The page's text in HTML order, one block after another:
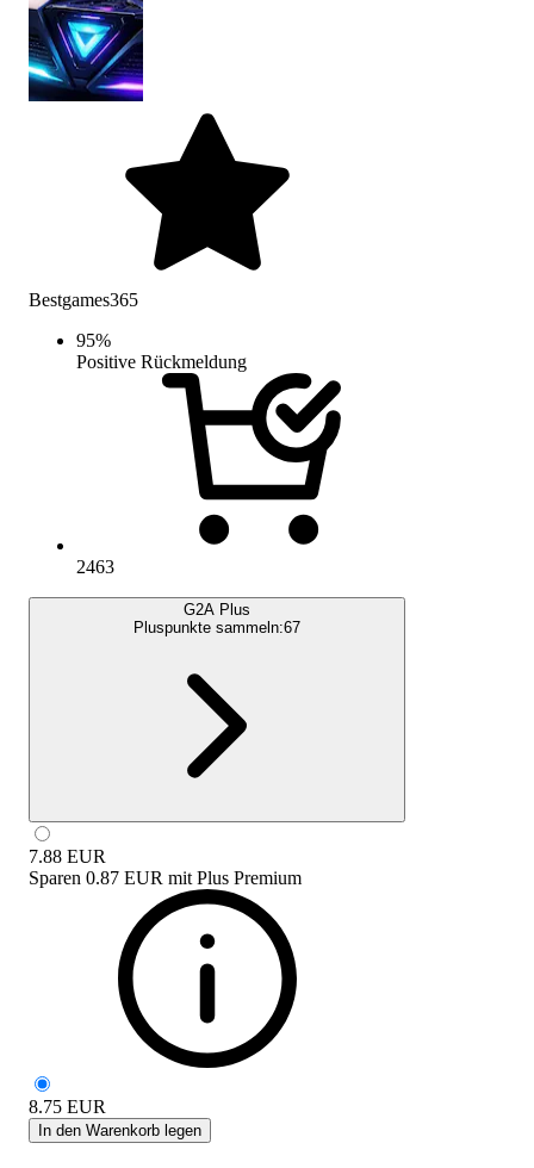
Bestgames365
95%
Positive Rückmeldung
2463
G2A Plus
Pluspunkte sammeln:67
7.88 EUR
Sparen 0.87 EUR mit Plus Premium
8.75 EUR
In den Warenkorb legen